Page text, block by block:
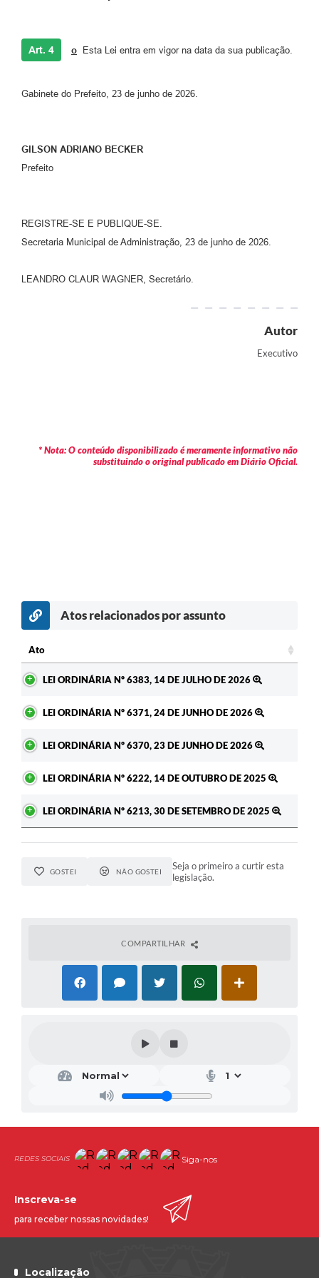
Art. 4 o Esta Lei entra em vigor na data da sua publicação.
Gabinete do Prefeito, 23 de junho de 2026.
GILSON ADRIANO BECKER
Prefeito
REGISTRE-SE E PUBLIQUE-SE.
Secretaria Municipal de Administração, 23 de junho de 2026.
LEANDRO CLAUR WAGNER, Secretário.
Autor
Executivo
* Nota: O conteúdo disponibilizado é meramente informativo não
substituindo o original publicado em Diário Oficial.
Atos relacionados por assunto
Ato
LEI ORDINÁRIA Nº 6383, 14 DE JULHO DE 2026
LEI ORDINÁRIA Nº 6371, 24 DE JUNHO DE 2026
LEI ORDINÁRIA Nº 6370, 23 DE JUNHO DE 2026
LEI ORDINÁRIA Nº 6222, 14 DE OUTUBRO DE 2025
LEI ORDINÁRIA Nº 6213, 30 DE SETEMBRO DE 2025
GOSTEI NÃO GOSTEI
Seja o primeiro a curtir esta
legislação.
COMPARTILHAR
Siga-nos
Localização
Inscreva-se
para receber nossas novidades!